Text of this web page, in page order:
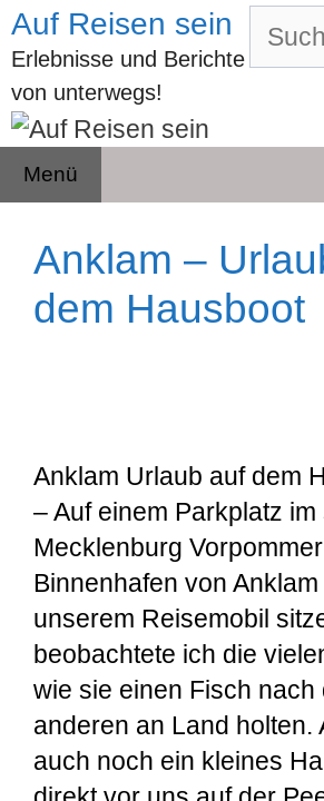
Zum
Inhalt
springen
Suchen
Auf Reisen sein
Erlebnisse und Berichte
von unterwegs!
Menü
Anklam –
dem Hausboot
Anklam Urlaub auf dem
– Auf einem Parkplatz
Mecklenburg
Binnenhafen von Anklam
unserem Reisemobil
beobachtete ich die
wie sie einen Fisch nach
anderen an Land holten.
auch noch ein kleines